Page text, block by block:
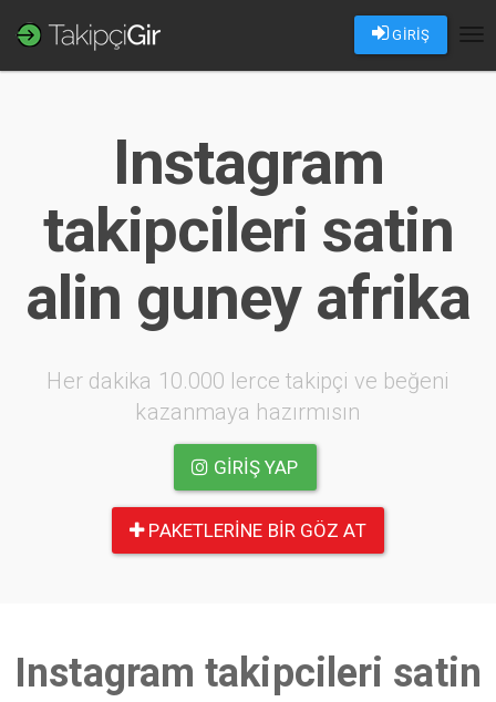
GİRİŞ
Instagram
takipcileri satin
alin guney afrika
Her dakika 10.000 lerce takipçi ve beğeni
kazanmaya hazırmısın
GIRIŞ YAP
PAKETLERINE BIR GÖZ AT
Instagram takipcileri satin